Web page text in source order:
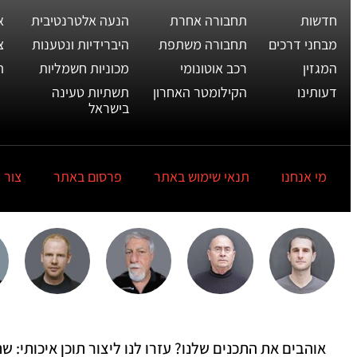
חדשות
מבחני דרכים
המגזין
דעותינו
תחבורה אחרת
תחבורה משתפת
רכב אוטונומי
הקילומטר האחרון
הנעה אלטרנטיבית
היברידיות ונטענות
מכוניות חשמליות
תשתיות טעינה
בישראל
מי אנחנו תנאי שימוש באתר פרסום באתר
אוהבים את התכנים שלנו? עזרו לנו ליצור תוכן